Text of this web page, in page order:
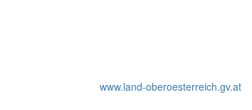
www.land-oberoesterreich.gv.at